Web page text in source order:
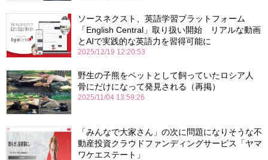
ソースネクスト、英語学習プラットフォーム
「English Central」取り扱い開始 リアルな動画
とAIで実践的な英語力を習得可能に
2025/12/19 12:20:53
野生の子熊をペットとして飼っていたロシア人
骨にだけになって発見される（再掲）
2025/11/04 13:59:26
「みんなで大家さん」の次に問題になりそうな不
動産投資クラウドファンディングサービス「ヤマ
ワケエステート」